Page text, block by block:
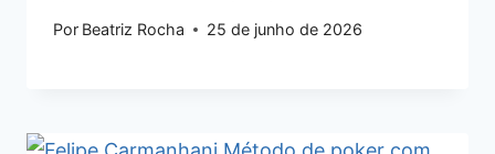
Por Beatriz Rocha 25 de junho de 2026